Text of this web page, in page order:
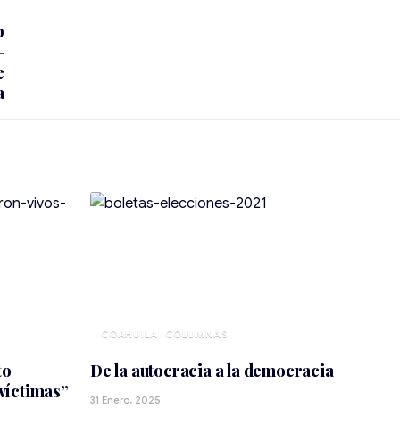
COAHUILA
De la autocracia a la democracia
31 Enero, 2025